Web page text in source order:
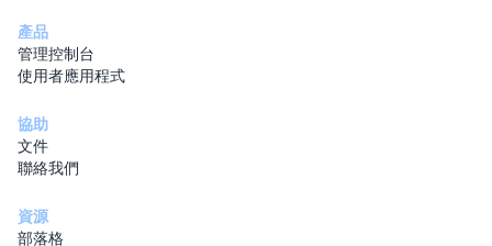
產品
管理控制台
使用者應用程式
協助
文件
聯絡我們
資源
部落格